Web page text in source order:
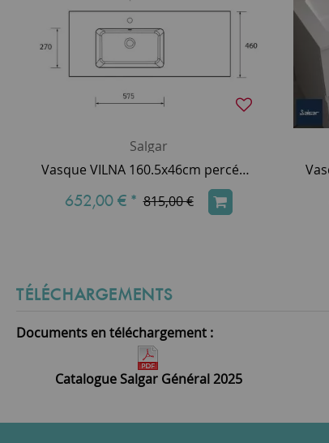
Salgar
Vasque VILNA 160.5x46cm percée 1 trou SolidSurface vasque gauche / coquette droite - SALGAR Réf. 97055
652,00 € * 815,00 €
TÉLÉCHARGEMENTS
Documents en téléchargement :
Catalogue Salgar Général 2025